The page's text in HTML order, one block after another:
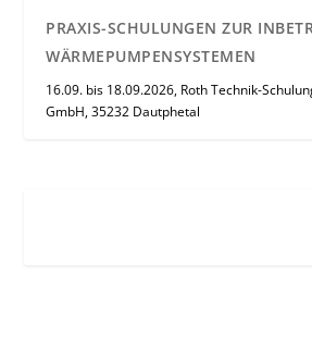
PRAXIS-SCHULUNGEN ZUR
WÄRMEPUMPENSYSTEMEN
16.09. bis 18.09.2026, Roth Technik-
GmbH, 35232 Dautphetal